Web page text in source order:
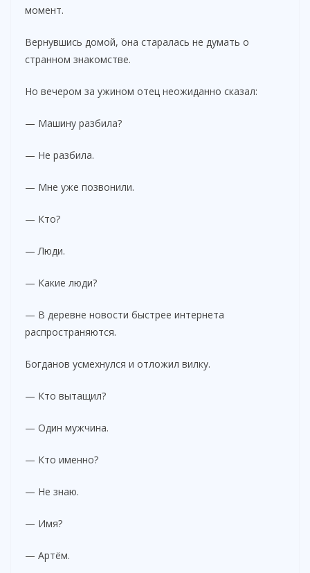
момент.
Вернувшись домой, она старалась не думать о
странном знакомстве.
Но вечером за ужином отец неожиданно сказал:
— Машину разбила?
— Не разбила.
— Мне уже позвонили.
— Кто?
— Люди.
— Какие люди?
— В деревне новости быстрее интернета
распространяются.
Богданов усмехнулся и отложил вилку.
— Кто вытащил?
— Один мужчина.
— Кто именно?
— Не знаю.
— Имя?
— Артём.